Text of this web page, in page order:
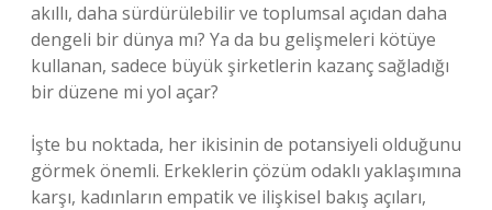
akıllı, daha sürdürülebilir ve toplumsal açıdan daha
dengeli bir dünya mı? Ya da bu gelişmeleri kötüye
kullanan, sadece büyük şirketlerin kazanç sağladığı
bir düzene mi yol açar?
İşte bu noktada, her ikisinin de potansiyeli olduğunu
görmek önemli. Erkeklerin çözüm odaklı yaklaşımına
karşı, kadınların empatik ve ilişkisel bakış açıları,